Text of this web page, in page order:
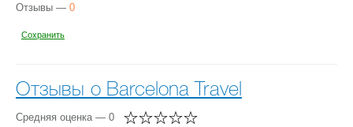
Отзывы — 0
Сохранить
Отзывы о Barcelona Travel
Средняя оценка — 0